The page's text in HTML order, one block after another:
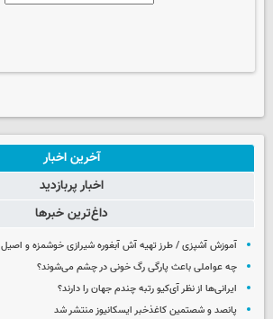
آخرین اخبار
اخبار پربازدید
داغ‌ترین خبرها
آموزش آشپزی / طرز تهیه آش آبغوره شیرازی خوشمزه و اصیل
چه عواملی باعث پارگی رگ خونی در چشم می‌شوند؟
ایرانی‌ها از نظر آی‌کیو رتبه چندم جهان را دارند؟
پانصد و شصتمین کاغذخبر ایسکانیوز منتشر شد